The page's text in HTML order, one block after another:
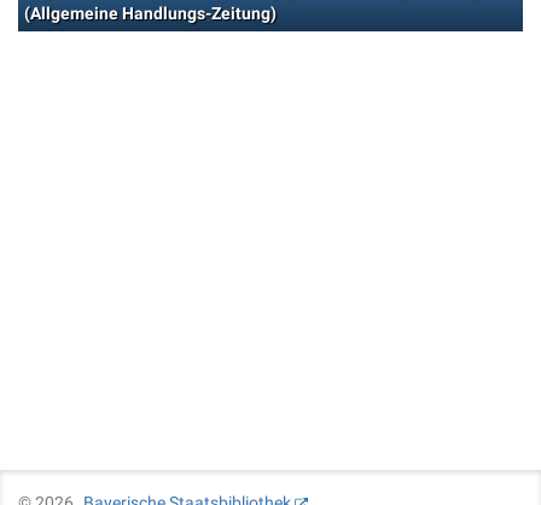
(Allgemeine Handlungs-Zeitung)